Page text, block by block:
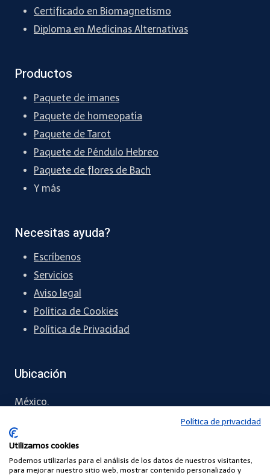
Certificado en Biomagnetismo
Diploma en Medicinas Alternativas
Productos
Paquete de imanes
Paquete de homeopatía
Paquete de Tarot
Paquete de Péndulo Hebreo
Paquete de flores de Bach
Y más
Necesitas ayuda?
Escríbenos
Servicios
Aviso legal
Política de Cookies
Política de Privacidad
Ubicación
México.
55 6071 4371
contacto@comunidadescuelasdigitales.com
Política de privacidad
Utilizamos cookies
Podemos utilizarlas para el análisis de los datos de nuestros visitantes,
para mejorar nuestro sitio web, mostrar contenido personalizado y